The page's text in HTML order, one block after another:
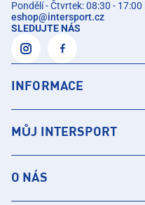
Pondělí - Čtvrtek: 08:30 -
eshop@intersport.cz
SLEDUJTE NÁS
INFORMACE
MŮJ INTERSPORT
O NÁS